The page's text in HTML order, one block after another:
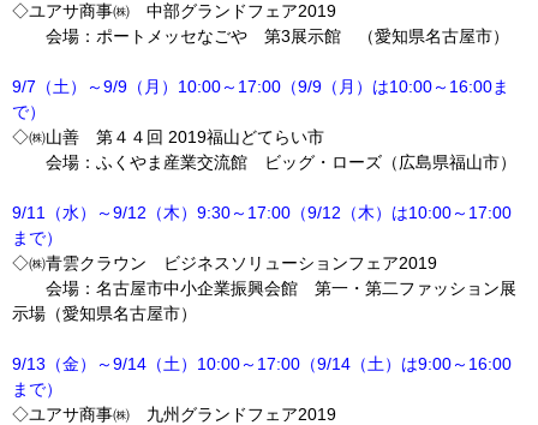
◇ユアサ商事㈱ 中部グランドフェア2019
会場：ポートメッセなごや 第3展示館 （愛知県名古屋市）
9/7 （土）～9/9（月）10:00～17:00（9/9（月）は10:00～16:00ま
で）
◇㈱山善 第４４回 2019福山どてらい市
会場：ふくやま産業交流館 ビッグ・ローズ（広島県福山市）
9/11
（水）～9/12（木）9:30～17:00（9/12（木）は10:00～17:00
まで）
◇㈱青雲クラウン ビジネスソリューションフェア2019
会場：名古屋市中小企業振興会館 第一・第二ファッション展
示場（愛知県名古屋市）
9/13 （金）～9/14（土）10:00～17:00（9/14（土）は9:00～16:00
まで）
◇ユアサ商事㈱ 九州グランドフェア2019